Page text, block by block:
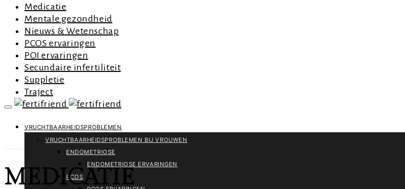
Medicatie
Mentale gezondheid
Nieuws & Wetenschap
PCOS ervaringen
POI ervaringen
Secundaire infertiliteit
Suppletie
Traject
VRUCHTBAARHEIDSPROBLEMEN
VRUCHTBAARHEIDSPROBLEMEN BIJ VROUWEN
ENDOMETRIOSE
ENDOMETRIOSE ERVARINGEN
PCOS
MEDICATIE